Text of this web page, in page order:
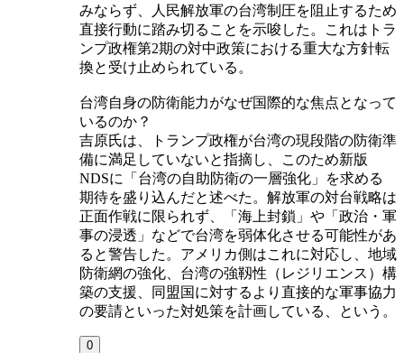
みならず、人民解放軍の台湾制圧を阻止するため
直接行動に踏み切ることを示唆した。これはトラ
ンプ政権第2期の対中政策における重大な方針転
換と受け止められている。
台湾自身の防衛能力がなぜ国際的な焦点となって
いるのか？
吉原氏は、トランプ政権が台湾の現段階の防衛準
備に満足していないと指摘し、このため新版
NDSに「台湾の自助防衛の一層強化」を求める
期待を盛り込んだと述べた。解放軍の対台戦略は
正面作戦に限られず、「海上封鎖」や「政治・軍
事の浸透」などで台湾を弱体化させる可能性があ
ると警告した。アメリカ側はこれに対応し、地域
防衛網の強化、台湾の強靱性（レジリエンス）構
築の支援、同盟国に対するより直接的な軍事協力
の要請といった対処策を計画している、という。
0